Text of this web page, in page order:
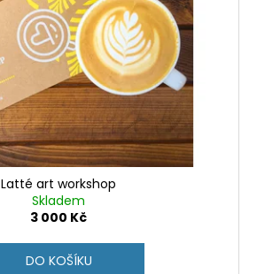
Latté art workshop
Skladem
3 000 Kč
DO KOŠÍKU